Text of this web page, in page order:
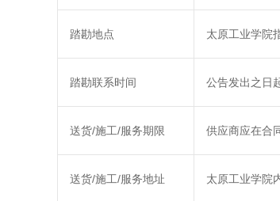
踏勘地点 太原工业学院
踏勘联系时间 公告发出之日
送货/施工/服务期限 供应商应在合
送货/施工/服务地址 太原工业学院